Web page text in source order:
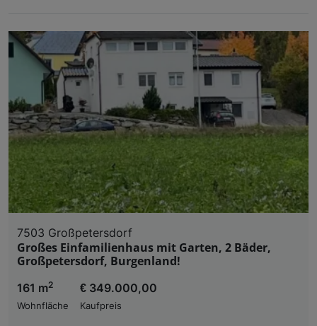
7503 Großpetersdorf
Großes Einfamilienhaus mit Garten, 2 Bäder,
Großpetersdorf, Burgenland!
161 m2
Wohnfläche
€ 349.000,00
Kaufpreis